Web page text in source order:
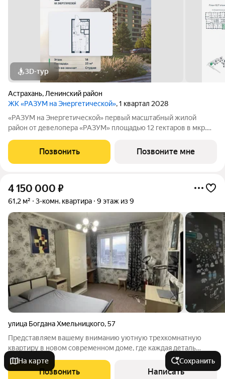
3D-тур
Астрахань, Ленинский район
ЖК «РАЗУМ на Энергетической», 1 квартал 2028
«РАЗУМ на Энергетической» первый масштабный жилой
район от девелопера «РАЗУМ» площадью 12 гектаров в мкр.
«город в городе». Это 4 квартала 18 домов от 10 до 18 этажей с
собственными школой,
Позвонить Позвоните мне
4 150 000 ₽
61,2 м² 3-комн. квартира 9 этаж из 9
улица Богдана Хмельницкого,57
Представляем вашему вниманию уютную трехкомнатную
квартиру в новом современном доме, где каждая деталь
продумана для комфортной жизни. Просторная планировка и
черновая отделка предоставляют вам уникальную
Позвонить Написать
На карте Сохранить